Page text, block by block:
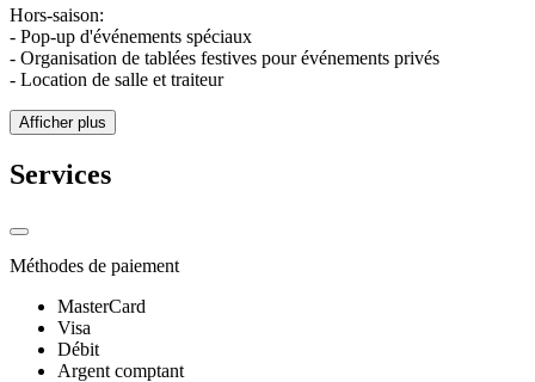
Hors-saison:
- Pop-up d'événements spéciaux
- Organisation de tablées festives pour événements privés
- Location de salle et traiteur
Afficher plus
Services
Méthodes de paiement
MasterCard
Visa
Débit
Argent comptant